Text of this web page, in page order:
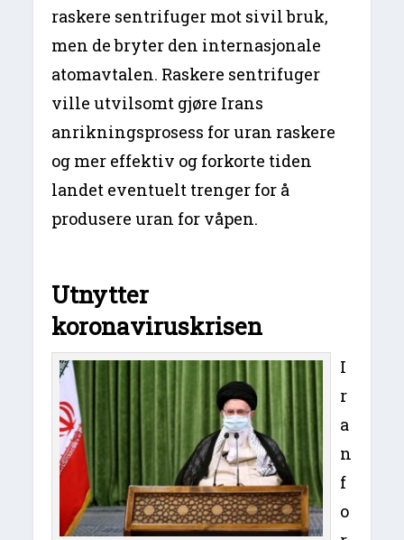
raskere sentrifuger mot sivil bruk,
men de bryter den internasjonale
atomavtalen. Raskere sentrifuger
ville utvilsomt gjøre Irans
anrikningsprosess for uran raskere
og mer effektiv og forkorte tiden
landet eventuelt trenger for å
produsere uran for våpen.
Utnytter
koronaviruskrisen
I
r
a
n
f
o